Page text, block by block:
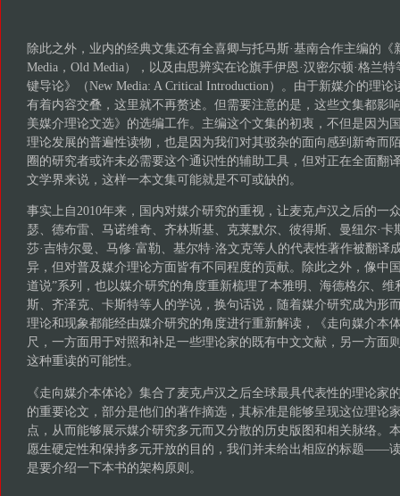
除此之外，业内的经典文集还有全喜卿与托马斯·基南合作主编的《
Media，Old Media），以及由思辨实在论旗手伊恩·汉密尔顿·格兰
键导论》（New Media: A Critical Introduction）。由于新媒介的理
有着内容交叠，这里就不再赘述。但需要注意的是，这些文集都影
美媒介理论文选》的选编工作。主编这个文集的初衷，不但是因为
理论发展的普遍性读物，也是因为我们对其驳杂的面向感到新奇而
圈的研究者或许未必需要这个通识性的辅助工具，但对正在全面翻
文学界来说，这样一本文集可能就是不可或缺的。
事实上自2010年来，国内对媒介研究的重视，让麦克卢汉之后的一
瑟、德布雷、马诺维奇、齐林斯基、克莱默尔、彼得斯、曼纽尔·卡
莎·吉特尔曼、马修·富勒、基尔特·洛文克等人的代表性著作被翻译
异，但对普及媒介理论方面皆有不同程度的贡献。除此之外，像中
道说”系列，也以媒介研究的角度重新梳理了本雅明、海德格尔、
斯、齐泽克、卡斯特等人的学说，换句话说，随着媒介研究成为形
理论和现象都能经由媒介研究的角度进行重新解读，《走向媒介本
尺，一方面用于对照和补足一些理论家的既有中文文献，另一方面
这种重读的可能性。
《走向媒介本体论》集合了麦克卢汉之后全球最具代表性的理论家
的重要论文，部分是他们的著作摘选，其标准是能够呈现这位理论
点，从而能够展示媒介研究多元而又分散的历史版图和相关脉络。
愿生硬定性和保持多元开放的目的，我们并未给出相应的标题——
是要介绍一下本书的架构原则。